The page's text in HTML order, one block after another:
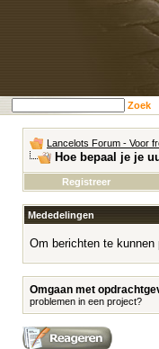
Zoek
Lancelots Forum - Voor
Hoe bepaal je je
Registreer
Mededelingen
Om berichten te
Omgaan met
problemen in een project?